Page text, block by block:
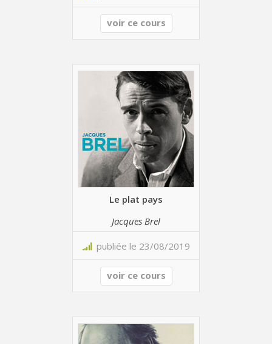
voir ce cours
Le plat pays
Jacques Brel
publiée le 23/08/2019
voir ce cours